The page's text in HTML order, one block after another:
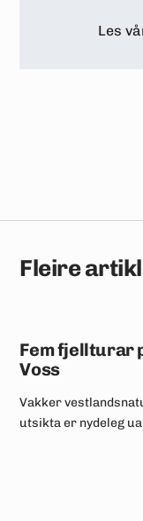
Les
Fleire
Fem fjellturar
Voss
Vakker
utsikta er nydeleg